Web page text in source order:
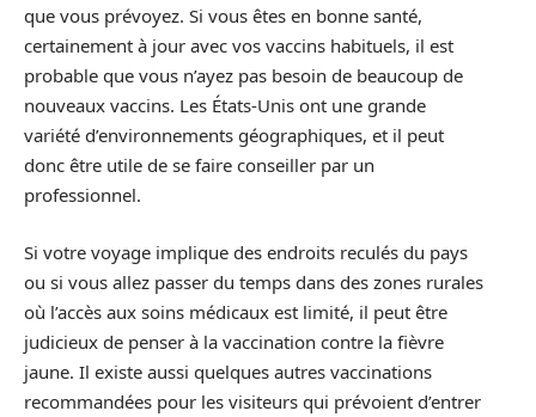
que vous prévoyez. Si vous êtes en bonne santé,
certainement à jour avec vos vaccins habituels, il est
probable que vous n’ayez pas besoin de beaucoup de
nouveaux vaccins. Les États-Unis ont une grande
variété d’environnements géographiques, et il peut
donc être utile de se faire conseiller par un
professionnel.
Si votre voyage implique des endroits reculés du pays
ou si vous allez passer du temps dans des zones rurales
où l’accès aux soins médicaux est limité, il peut être
judicieux de penser à la vaccination contre la fièvre
jaune. Il existe aussi quelques autres vaccinations
recommandées pour les visiteurs qui prévoient d’entrer